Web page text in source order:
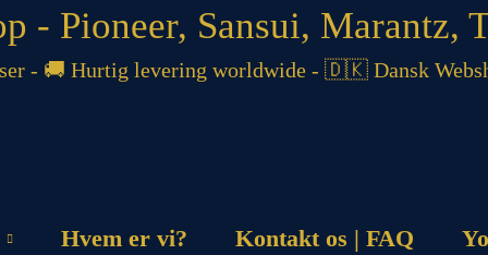
- Pioneer, Sansui, Marantz,
- 🚚 Hurtig levering worldwide - 🇩🇰 Dansk
Hvem er vi? Kontakt os | FAQ